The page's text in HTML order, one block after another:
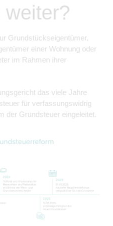
weiter?
Grundstückseigentümer,
einer Wohnung oder
im Rahmen ihrer
das viele Jahre
für verfassungswidrig
der Grundsteuer eingeleitet.